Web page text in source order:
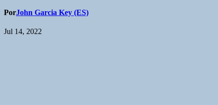
PorJohn Garcia Key (ES)
Jul 14, 2022